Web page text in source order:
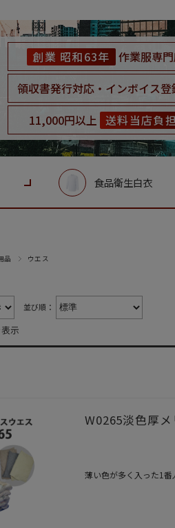
創業 昭和63年 作業服専
領収書発行対応・インボイス登
11,000円以上 送料当店負担
食品衛生白衣
品 ウエス
並び順：
示
W0265淡色厚
薄い色が多く入った1番